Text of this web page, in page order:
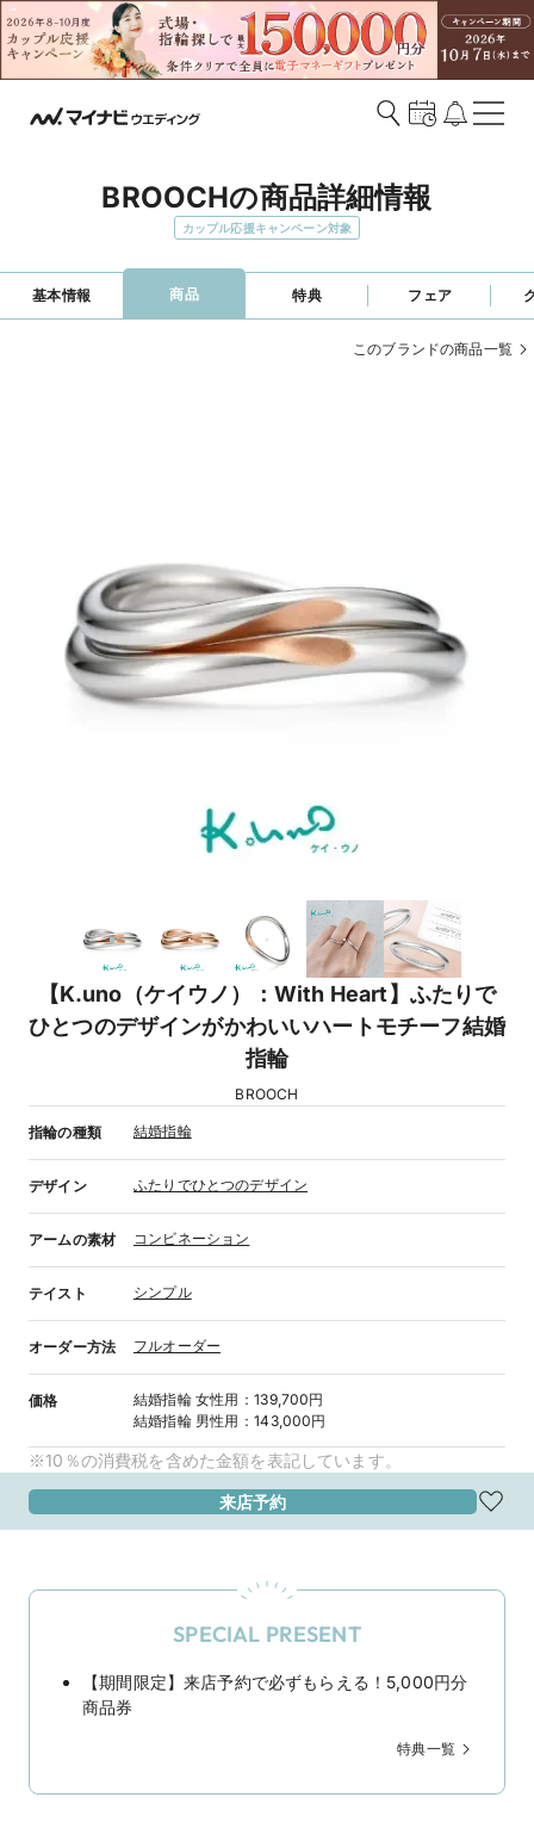
BROOCHの商品詳細情報
カップル応援キャンペーン対象
基本情報 商品 特典 フェア
このブランドの商品一覧
【K.uno（ケイウノ）：With Heart】ふたりで
ひとつのデザインがかわいいハートモチーフ結婚
指輪
BROOCH
指輪の種類 結婚指輪
デザイン ふたりでひとつのデザイン
アームの素材 コンビネーション
テイスト シンプル
オーダー方法 フルオーダー
価格 結婚指輪 女性用 ：139,700円
結婚指輪 男性用 ：143,000円
※10％の消費税を含めた金額を表記しています。
来店予約
SPECIAL PRESENT
【期間限定】来店予約で必ずもらえる！5,000円分
商品券
特典一覧